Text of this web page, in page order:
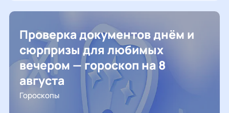
Проверка документов днём и
сюрпризы для любимых
вечером — гороскоп на 8
августа
Гороскопы